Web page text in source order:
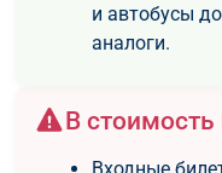
и автобусы
аналоги.
В